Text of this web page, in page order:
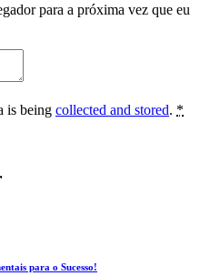
para a próxima vez que eu
is being collected and stored. *
para o Sucesso!